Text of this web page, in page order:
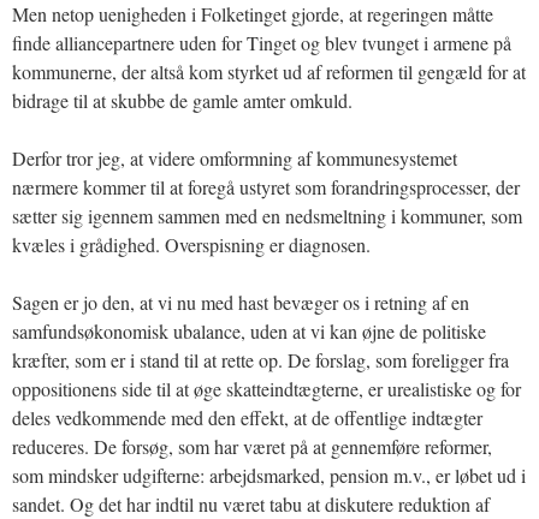
Men netop uenigheden i Folketinget gjorde, at regeringen måtte
finde alliancepartnere uden for Tinget og blev tvunget i armene på
kommunerne, der altså kom styrket ud af reformen til gengæld for at
bidrage til at skubbe de gamle amter omkuld.
Derfor tror jeg, at videre omformning af kommunesystemet
nærmere kommer til at foregå ustyret som forandringsprocesser, der
sætter sig igennem sammen med en nedsmeltning i kommuner, som
kvæles i grådighed. Overspisning er diagnosen.
Sagen er jo den, at vi nu med hast bevæger os i retning af en
samfundsøkonomisk ubalance, uden at vi kan øjne de politiske
kræfter, som er i stand til at rette op. De forslag, som foreligger fra
oppositionens side til at øge skatteindtægterne, er urealistiske og for
deles vedkommende med den effekt, at de offentlige indtægter
reduceres. De forsøg, som har været på at gennemføre reformer,
som mindsker udgifterne: arbejdsmarked, pension m.v., er løbet ud i
sandet. Og det har indtil nu været tabu at diskutere reduktion af